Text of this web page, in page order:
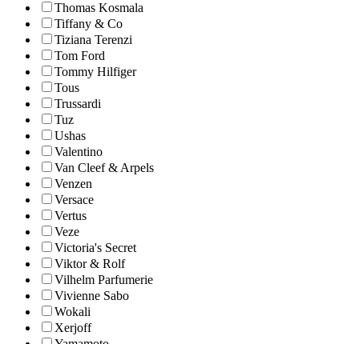
Thomas Kosmala
Tiffany & Co
Tiziana Terenzi
Tom Ford
Tommy Hilfiger
Tous
Trussardi
Tuz
Ushas
Valentino
Van Cleef & Arpels
Venzen
Versace
Vertus
Veze
Victoria's Secret
Viktor & Rolf
Vilhelm Parfumerie
Vivienne Sabo
Wokali
Xerjoff